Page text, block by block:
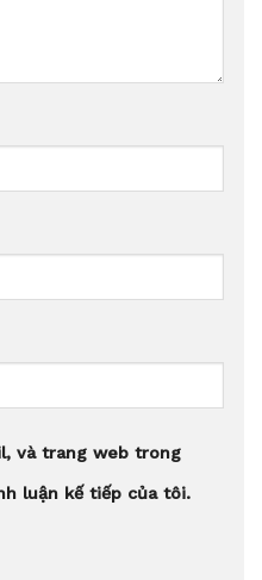
và trang web trong
luận kế tiếp của tôi.